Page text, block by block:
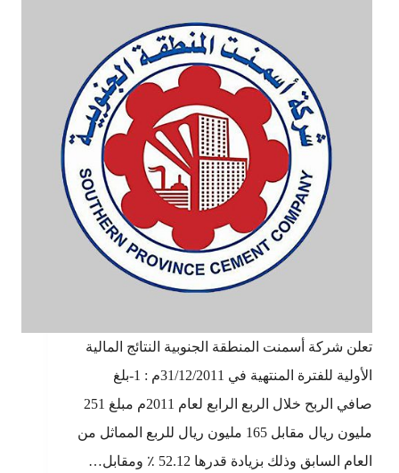
تعلن شركة أسمنت المنطقة الجنوبية النتائج المالية
الأولية للفترة المنتهية في 31/12/2011م : 1-بلغ
صافي الربح خلال الربع الرابع لعام 2011م مبلغ 251
مليون ريال مقابل 165 مليون ريال للربع المماثل من
العام السابق وذلك بزيادة قدرها 52.12 ٪ ومقابل…